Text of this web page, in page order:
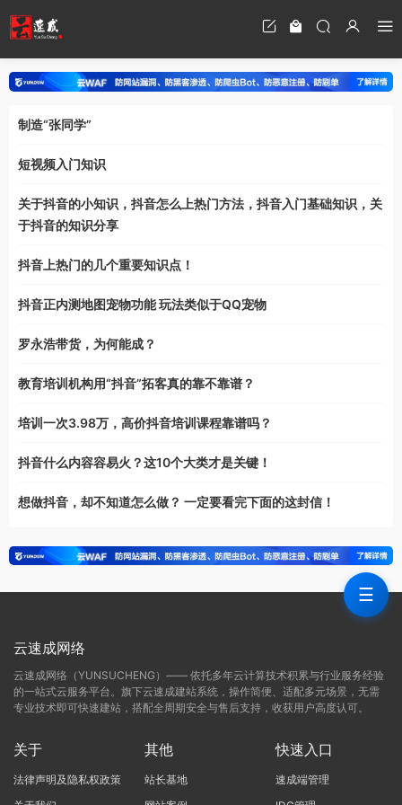
制造“张同学”
短视频入门知识
关于抖音的小知识，抖音怎么上热门方法，抖音入门基础知识，关
于抖音的知识分享
抖音上热门的几个重要知识点！
抖音正内测地图宠物功能 玩法类似于QQ宠物
罗永浩带货，为何能成？
教育培训机构用“抖音”拓客真的靠不靠谱？
培训一次3.98万，高价抖音培训课程靠谱吗？
抖音什么内容容易火？这10个大类才是关键！
想做抖音，却不知道怎么做？ 一定要看完下面的这封信！
云速成网络
云速成网络（YUNSUCHENG）—— 依托多年云计算技术积累与行业服务经验
的一站式云服务平台。旗下云速成建站系统，操作简便、适配多元场景，无需
专业技术即可快速建站，搭配全周期安全与售后支持，收获用户高度认可。
关于
法律声明及隐私权政策
其他
站长基地
快速入口
速成端管理
☰